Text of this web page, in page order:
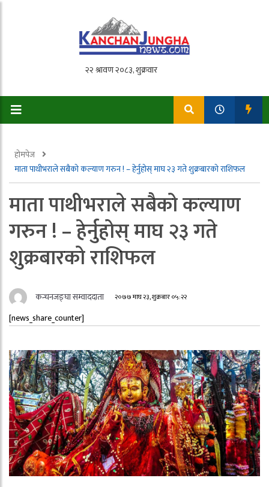
होमपेज
माता पाथीभराले सबैको कल्याण गरुन ! – हेर्नुहोस् माघ २३ गते शुक्रबारको राशिफल
माता पाथीभराले सबैको कल्याण
गरुन ! – हेर्नुहोस् माघ २३ गते
शुक्रबारको राशिफल
कन्चनजङ्घा सम्वाददाता २०७७ माघ २३, शुक्रबार ०५:२२
[news_share_counter]